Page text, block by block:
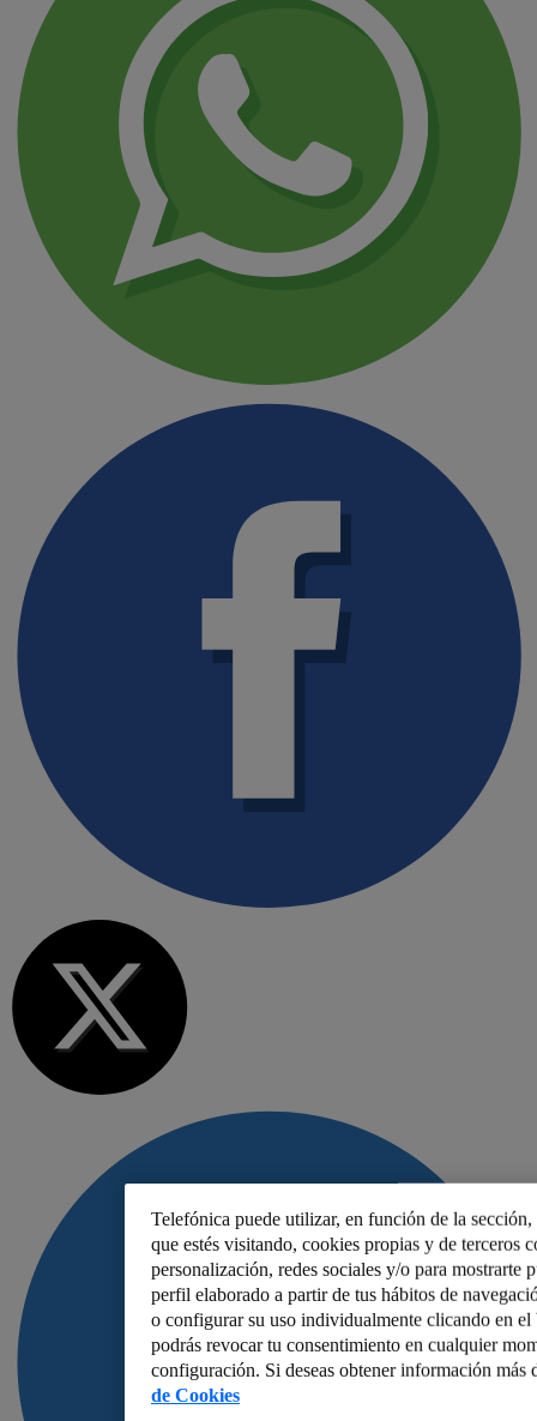
Telefónica puede utilizar, en función de la
que estés visitando, cookies propias y de terceros
personalización, redes sociales y/o para mostrarte
perfil elaborado a partir de tus hábitos de
o configurar su uso individualmente clicando en
podrás revocar tu consentimiento en cualquier
configuración. Si deseas obtener información más
de Cookies